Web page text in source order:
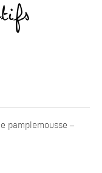
pamplemousse –